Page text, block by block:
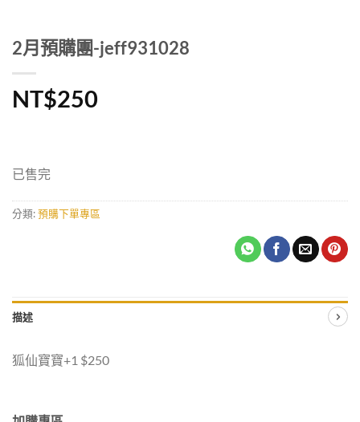
2月預購團-jeff931028
NT$250
已售完
分類:預購下單專區
描述
狐仙寶寶+1 $250